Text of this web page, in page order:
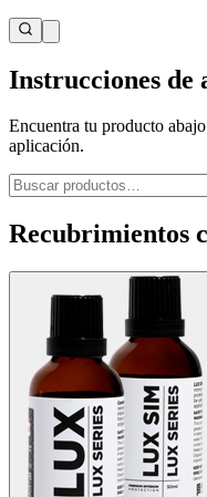
Instrucciones de
Encuentra tu producto
aplicación.
Recubrimientos